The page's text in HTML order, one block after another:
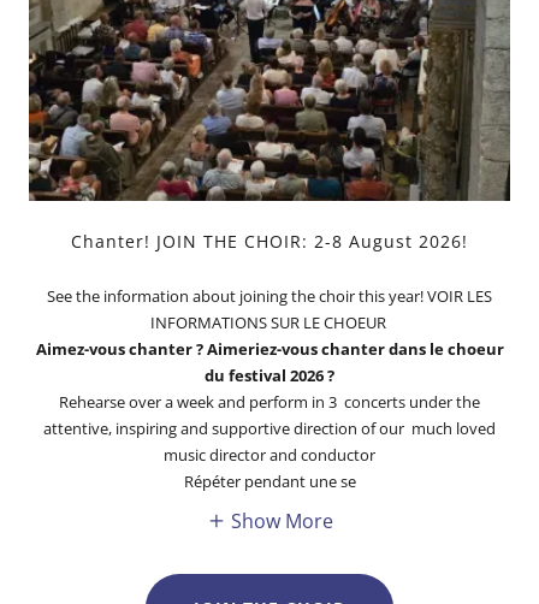
Chanter! JOIN THE CHOIR: 2-8 August 2026!
See the information about joining the choir this year! VOIR LES
INFORMATIONS SUR LE CHOEUR
Aimez-vous chanter ? Aimeriez-vous chanter dans le choeur
du festival 2026 ?
Rehearse over a week and perform in 3 concerts under the
attentive, inspiring and supportive direction of our much loved
music director and conductor
Répéter pendant une se
Show More